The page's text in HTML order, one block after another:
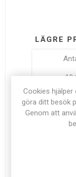
LÄGRE
Cookies
göra ditt besök
Genom att